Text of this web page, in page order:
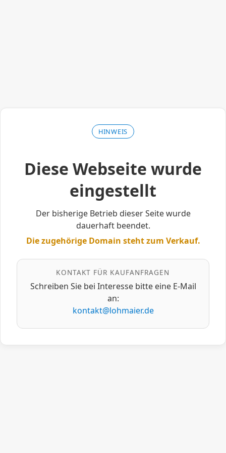
HINWEIS
Diese Webseite wurde
eingestellt
Der bisherige Betrieb dieser Seite wurde
dauerhaft beendet.
Die zugehörige Domain steht zum Verkauf.
KONTAKT FÜR KAUFANFRAGEN
Schreiben Sie bei Interesse bitte eine E‑Mail
an:
kontakt@lohmaier.de